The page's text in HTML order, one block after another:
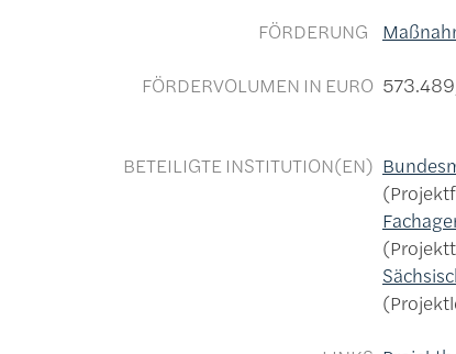
FÖRDERUNG
FÖRDERVOLUMEN IN EURO
BETEILIGTE INSTITUTION(EN)